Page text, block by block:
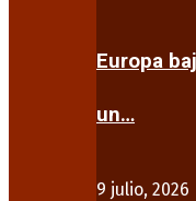
Europa
un…
9 julio, 2026